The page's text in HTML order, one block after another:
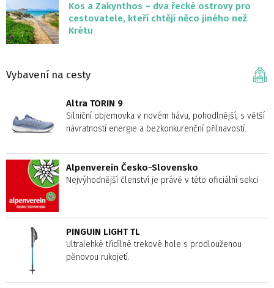
Kos a Zakynthos – dva řecké ostrovy pro
cestovatele, kteří chtějí něco jiného než
Krétu
Vybavení na cesty
Altra TORIN 9
Silniční objemovka v novém hávu, pohodlnější, s větší
návratností energie a bezkonkurenční přilnavostí.
Alpenverein Česko-Slovensko
Nejvýhodnější členství je právě v této oficiální sekci
PINGUIN LIGHT TL
Ultralehké třídílné trekové hole s prodlouženou
pěnovou rukojetí.